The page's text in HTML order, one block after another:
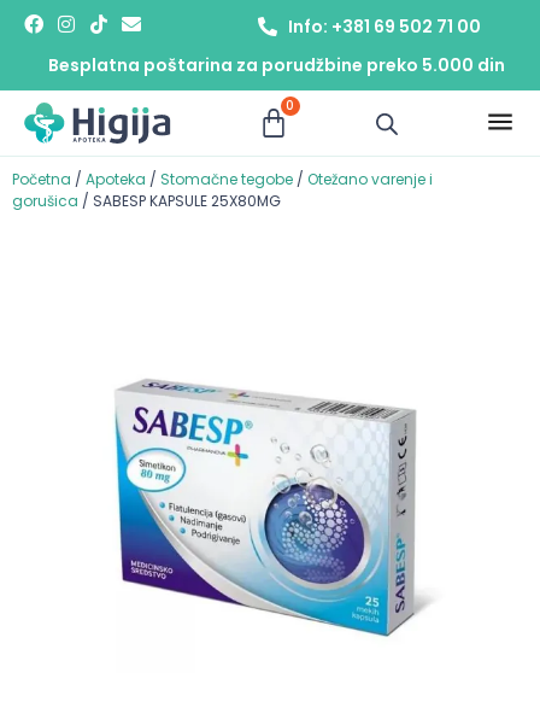
Besplatna poštarina za porudžbine preko 5.000 din
Info: +381 69 502 71 00
0
Početna / Apoteka / Stomačne tegobe / Otežano varenje i
gorušica / SABESP KAPSULE 25X80MG